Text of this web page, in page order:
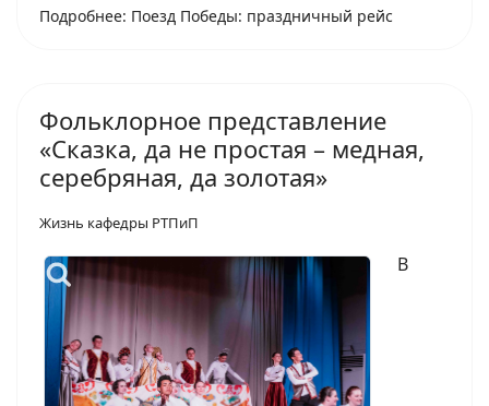
Подробнее: Поезд Победы: праздничный рейс
Фольклорное представление
«Сказка, да не простая – медная,
серебряная, да золотая»
Жизнь кафедры РТПиП
В